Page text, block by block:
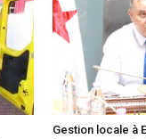
Gestion locale à